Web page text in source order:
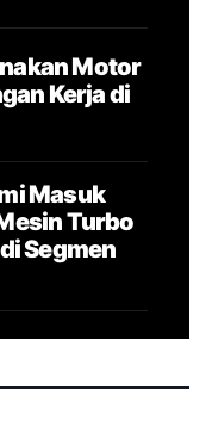
Motor
Kerja di
Masuk
Turbo
Segmen